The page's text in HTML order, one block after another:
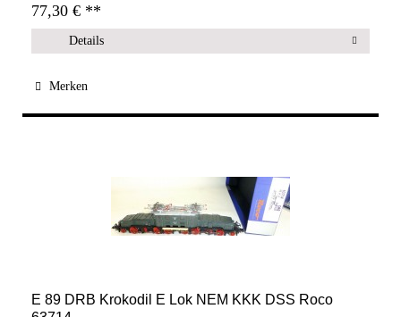
77,30 € **
Details
Merken
E 89 DRB Krokodil E Lok NEM KKK DSS Roco